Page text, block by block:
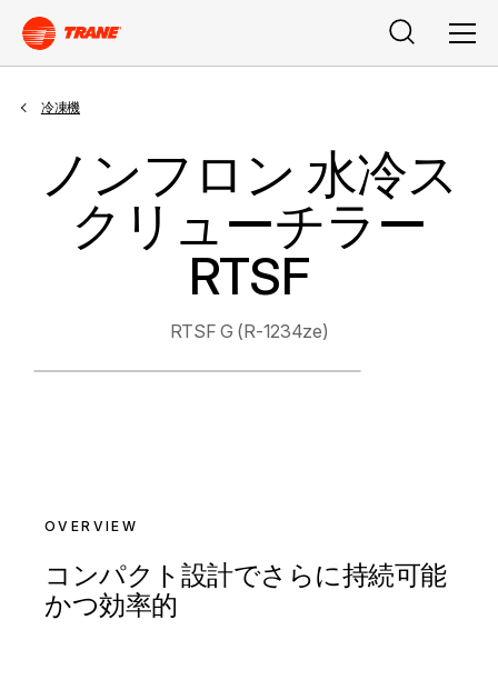
検索 メ
冷凍機
ノンフロン 水冷ス
クリューチラー
RTSF
RTSF G (R-1234ze)
OVERVIEW
コンパクト設計でさらに持続可能
かつ効率的